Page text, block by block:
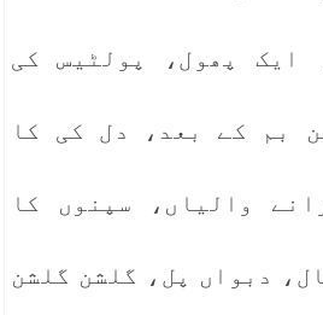
ایک پھول، پولٹیس کی
بم کے بعد، دل کی کا
والیاں، سپنوں کا
دبواں پل، گلشن گلشن